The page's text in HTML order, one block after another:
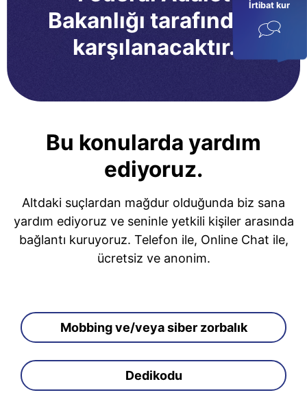
İrtibat kur
Bakanlığı tarafından
karşılanacaktır.
Bu konularda yardım
ediyoruz.
Altdaki suçlardan mağdur olduğunda biz sana
yardım ediyoruz ve seninle yetkili kişiler arasında
bağlantı kuruyoruz. Telefon ile, Online Chat ile,
ücretsiz ve anonim.
Mobbing ve/veya siber zorbalık
Dedikodu